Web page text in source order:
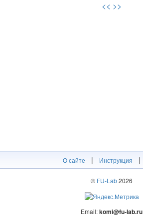
<< >>
О сайте | Инструкция |
© FU-Lab2026
Email:komi@fu-lab.ru